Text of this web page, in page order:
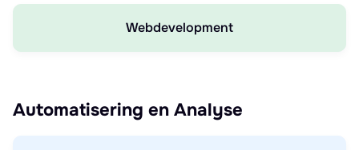
Webdevelopment
Automatisering en Analyse